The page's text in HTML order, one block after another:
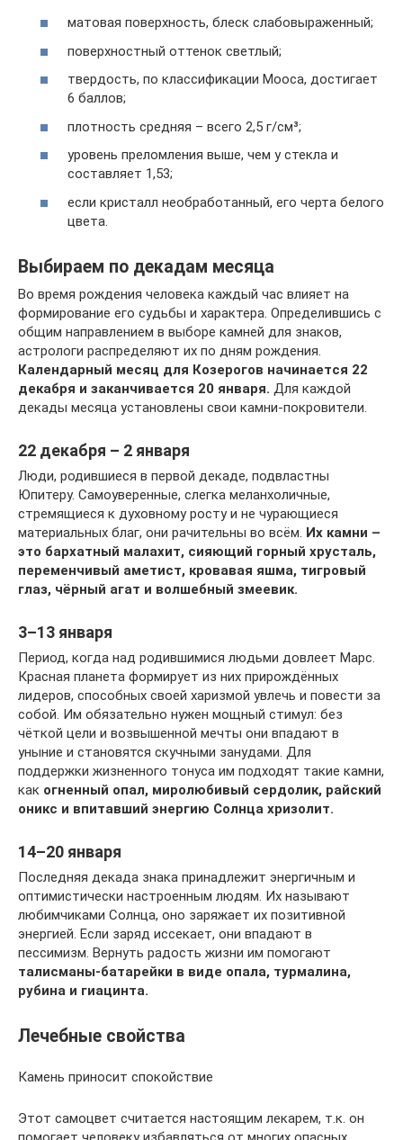
матовая поверхность, блеск слабовыраженный;
поверхностный оттенок светлый;
твердость, по классификации Мооса, достигает
6 баллов;
плотность средняя – всего 2,5 г/см³;
уровень преломления выше, чем у стекла и
составляет 1,53;
если кристалл необработанный, его черта белого
цвета.
Выбираем по декадам месяца
Во время рождения человека каждый час влияет на
формирование его судьбы и характера. Определившись с
общим направлением в выборе камней для знаков,
астрологи распределяют их по дням рождения.
Календарный месяц для Козерогов начинается 22
декабря и заканчивается 20 января. Для каждой
декады месяца установлены свои камни-покровители.
22 декабря – 2 января
Люди, родившиеся в первой декаде, подвластны
Юпитеру. Самоуверенные, слегка меланхоличные,
стремящиеся к духовному росту и не чурающиеся
материальных благ, они рачительны во всём. Их камни –
это бархатный малахит, сияющий горный хрусталь,
переменчивый аметист, кровавая яшма, тигровый
глаз, чёрный агат и волшебный змеевик.
3–13 января
Период, когда над родившимися людьми довлеет Марс.
Красная планета формирует из них прирождённых
лидеров, способных своей харизмой увлечь и повести за
собой. Им обязательно нужен мощный стимул: без
чёткой цели и возвышенной мечты они впадают в
уныние и становятся скучными занудами. Для
поддержки жизненного тонуса им подходят такие камни,
как огненный опал, миролюбивый сердолик, райский
оникс и впитавший энергию Солнца хризолит.
14–20 января
Последняя декада знака принадлежит энергичным и
оптимистически настроенным людям. Их называют
любимчиками Солнца, оно заряжает их позитивной
энергией. Если заряд иссекает, они впадают в
пессимизм. Вернуть радость жизни им помогают
талисманы-батарейки в виде опала, турмалина,
рубина и гиацинта.
Лечебные свойства
Камень приносит спокойствие
Этот самоцвет считается настоящим лекарем, т.к. он